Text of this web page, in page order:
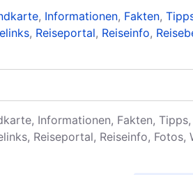
, Informationen, Fakten,
, Reiseportal, Reiseinfo,
Informationen, Fakten,
Reiseportal, Reiseinfo, Fotos,